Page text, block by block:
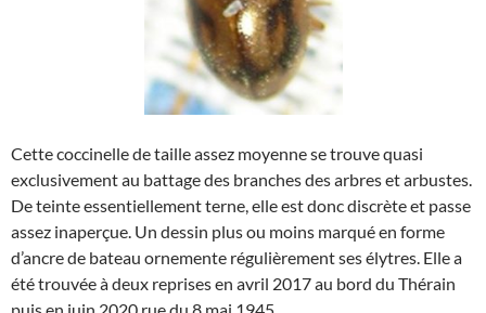
Cette coccinelle de taille assez moyenne se trouve quasi
exclusivement au battage des branches des arbres et arbustes.
De teinte essentiellement terne, elle est donc discrète et passe
assez inaperçue. Un dessin plus ou moins marqué en forme
d’ancre de bateau ornemente régulièrement ses élytres. Elle a
été trouvée à deux reprises en avril 2017 au bord du Thérain